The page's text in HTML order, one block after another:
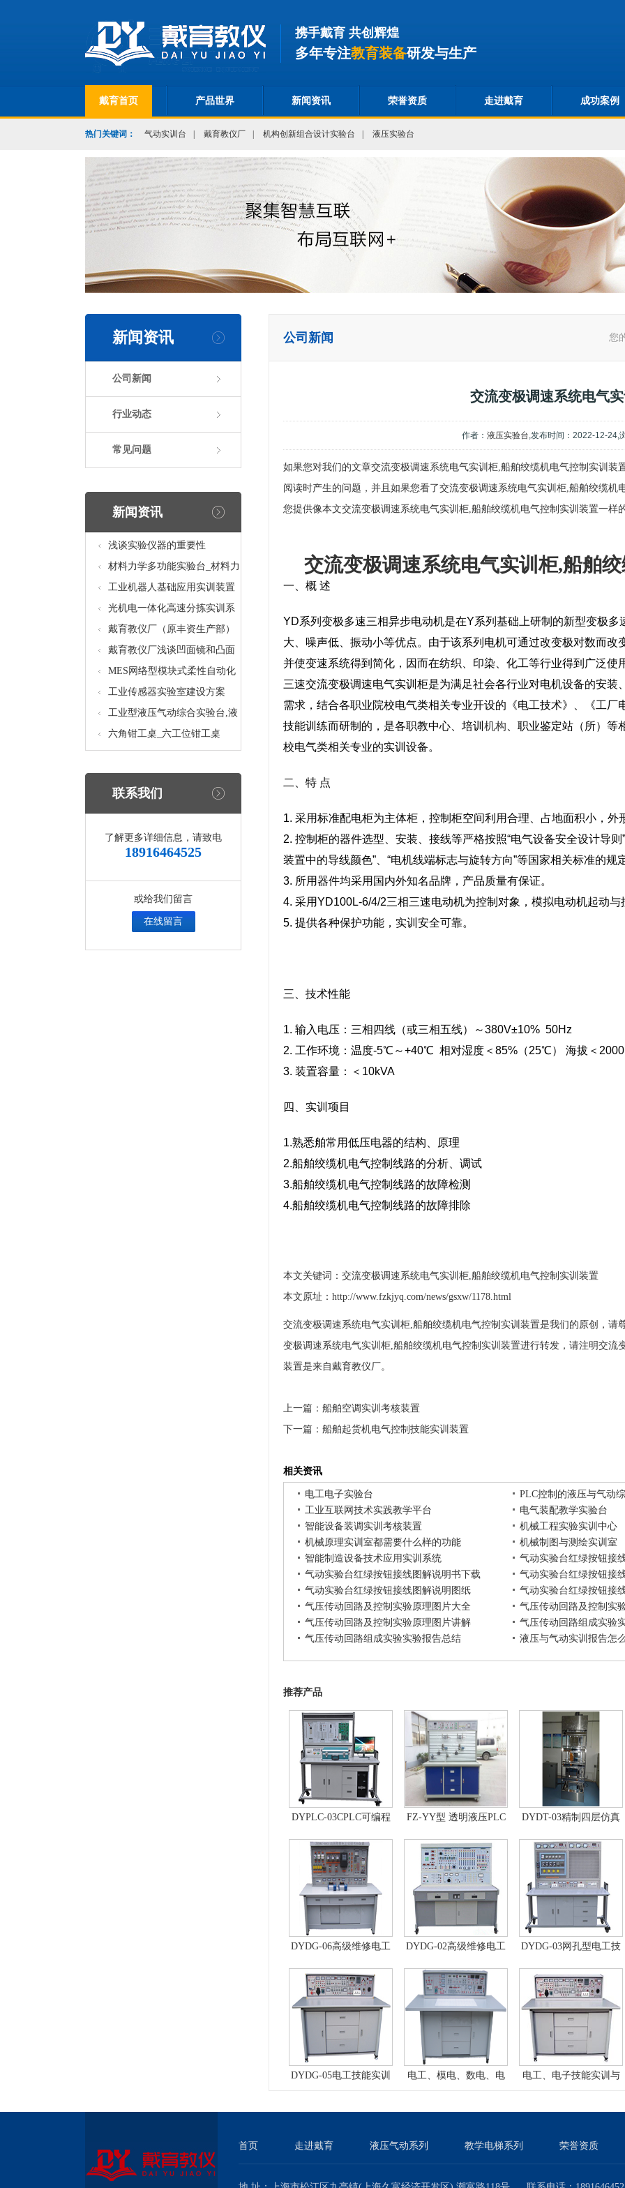
携手戴育 共创辉煌
多年专注教育装备研发与生产
戴育首页 产品世界 新闻资讯 荣誉资质 走进戴育 成功案例
热门关键词： 气动实训台 戴育教仪厂 机构创新组合设计实验台 液压实验台
新闻资讯
公司新闻
行业动态
常见问题
新闻资讯
浅谈实验仪器的重要性
材料力学多功能实验台_材料力
学多功能考核实验实训设备
工业机器人基础应用实训装置
台_工业机器人基础应用实训考
核设备
光机电一体化高速分拣实训系
统_光机电一体化高速分拣实验
实训设备
戴育教仪厂（原丰资生产部）
助力春季高教仪器展
戴育教仪厂浅谈凹面镜和凸面
镜的区别之处
MES网络型模块式柔性自动化
生产线实验系统(八站)_模块柔
性自动化生产线教学实训设备
工业传感器实验室建设方案
工业型液压气动综合实验台,液
压气动综合实训台
六角钳工桌_六工位钳工桌
联系我们
了解更多详细信息，请致电
18916464525
或给我们留言
在线留言
公司新闻 您
交流变极调速系统电气
作者： 液压实验台,发布时间：2022-12-24,
如果您对我们的文章交流变极调速系统电气实训柜,船舶绞缆机电气控制实训装
阅读时产生的问题，并且如果您看了交流变极调速系统电气实训柜,船舶绞缆
您提供像本文交流变极调速系统电气实训柜,船舶绞缆机电气控制实训装置一样
交流变极调速系统电气实训柜,船舶
一、概 述
YD系列变极多速三相异步电动机是在Y系列基础上研制的新型变极
大、噪声低、振动小等优点。由于该系列电机可通过改变极对数而
并使变速系统得到简化，因而在纺织、印染、化工等行业得到广泛使
三速交流变极调速电气实训柜是为满足社会各行业对电机设备的安
需求，结合各职业院校电气类相关专业开设的《电工技术》、《工
技能训练而研制的，是各职教中心、培训 机构 、职业鉴定站（所）
校电气类相关专业的实训设备。
二、特 点
1. 采用标准配电柜为主体柜，控制柜空间利用合理、占地面积小，外
2. 控制柜的器件选型、安装、接线等严格按照“电气设备安全设计导则
装置中的导线颜色”、“电机线端标志与旋转方向”等国家相关标准的规
3. 所用器件均采用国内外知名品牌，产品质量有保证。
4. 采用YD100L-6/4/2三相三速电动机为控制对象，模拟电动机起动
5. 提供各种保护功能，实训安全可靠。
三、技术性能
1. 输入电压：三相四线（或三相五线）～380V±10% 50Hz
2. 工作环境：温度-5℃～+40℃ 相对湿度＜85%（25℃） 海拔＜
3. 装置容量：＜10kVA
四、实训项目
1.熟悉舶常用低压电器的结构、原理
2.船舶绞缆机电气控制线路的分析、调试
3.船舶绞缆机电气控制线路的故障检测
4.船舶绞缆机电气控制线路的故障排除
本文关键词：交流变极调速系统电气实训柜,船舶绞缆机电气控制实训装置
本文原址：http://www.fzkjyq.com/news/gsxw/1178.html
交流变极调速系统电气实训柜,船舶绞缆机电气控制实训装置是我们的原创，请
变极调速系统电气实训柜,船舶绞缆机电气控制实训装置进行转发，请注明交流
装置是来自戴育教仪厂。
上一篇： 船舶空调实训考核装置
下一篇： 船舶起货机电气控制技能实训装置
相关资讯
电工电子实验台
PLC控制的液压与气动
工业互联网技术实践教学平台
电气装配教学实验台
智能设备装调实训考核装置
机械工程实验实训中心
机械原理实训室都需要什么样的功能
机械制图与测绘实训室
智能制造设备技术应用实训系统
气动实验台红绿按钮接
气动实验台红绿按钮接线图解说明书下载
气动实验台红绿按钮接
气动实验台红绿按钮接线图解说明图纸
气动实验台红绿按钮接
气压传动回路及控制实验原理图片大全
气压传动回路及控制实
气压传动回路及控制实验原理图片讲解
气压传动回路组成实验
气压传动回路组成实验实验报告总结
液压与气动实训报告怎
推荐产品
DYPLC-03CPLC可编程
统、自动控制原理综合
实验台
FZ-YY型 透明液压PLC
DYDT-03精制四层仿真
DYDG-06高级维修电工
型）
DYDG-02高级维修电工
DYDG-03网孔型电工技
（双面、四组）
DYDG-05电工技能实训
电工、模电、数电、电
（带智能型功率表、功
电工、电子技能实训与
首页 走进戴育 液压气动系列 教学电梯系列 荣誉资质